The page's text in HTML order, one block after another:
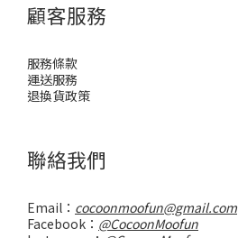
顧客服務
服務條款
運送服務
退換貨政策
聯絡我們
Email： cocoonmoofun@gmail.com
Facebook： @CocoonMoofun